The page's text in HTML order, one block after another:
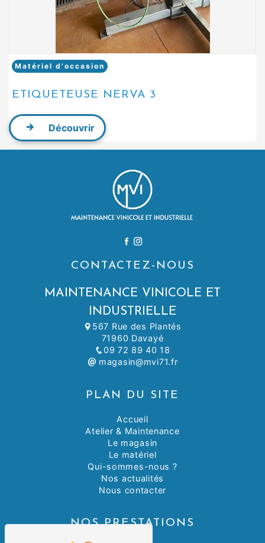
Matériel d'occasion
ETIQUETEUSE NERVA 3
Découvrir
CONTACTEZ-NOUS
MAINTENANCE VINICOLE ET
INDUSTRIELLE
567 Rue des Plantés
71960 Davayé
09 72 89 40 18
magasin@mvi71.fr
PLAN DU SITE
Accueil
Atelier & Maintenance
Le magasin
Le matériel
Qui-sommes-nous ?
Nos actualités
Nous contacter
NOS PRESTATIONS